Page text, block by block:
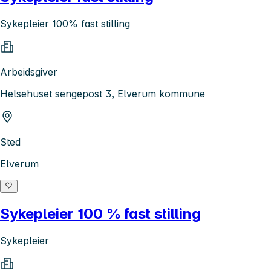
Sykepleier 100% fast stilling
Arbeidsgiver
Helsehuset sengepost 3, Elverum kommune
Sted
Elverum
Sykepleier 100 % fast stilling
Sykepleier